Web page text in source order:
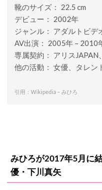
靴のサイズ： 22.5 cm
デビュー： 2002年
ジャンル： アダルトビデ
AV出演： 2005年 – 2010
専属契約： アリスJAPAN
他の活動： 女優、タレン
引用：Wikipedia – みひろ
みひろが2017年5月に
優・下川真矢